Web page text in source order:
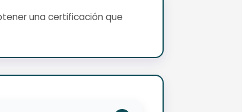
una certificación que